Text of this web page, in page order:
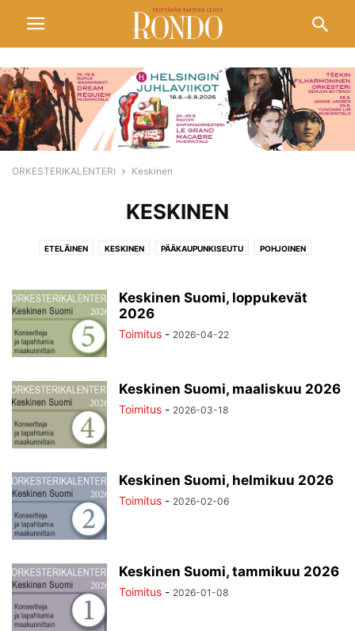
ORKESTERIKALENTERI Keskinen
KESKINEN
ETELÄINEN KESKINEN PÄÄKAUPUNKISEUTU POHJOINEN
Keskinen Suomi, loppukevät
2026
Toimitus - 2026-04-22
Keskinen Suomi, maaliskuu 2026
Toimitus - 2026-03-18
Keskinen Suomi, helmikuu 2026
Toimitus - 2026-02-06
Keskinen Suomi, tammikuu 2026
Toimitus - 2026-01-08